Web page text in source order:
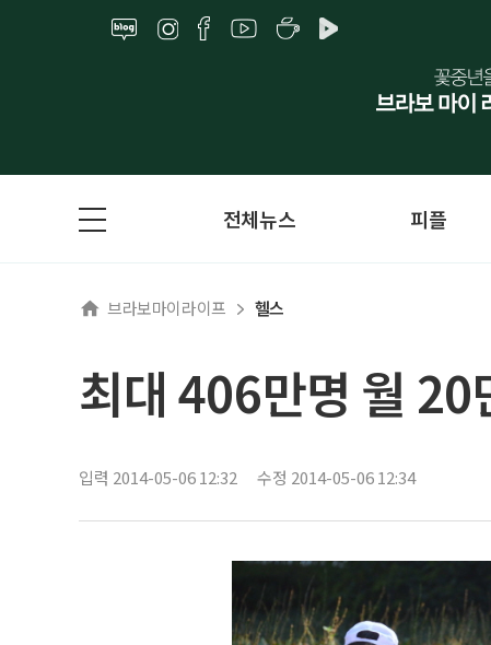
전체뉴스 피플
브라보마이라이프 헬스
최대 406만명 월
입력 2014-05-06 12:32 수정 2014-05-06 12:34